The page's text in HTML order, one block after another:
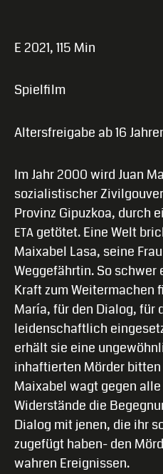
E 2021, 115 Min
Spielfilm
Altersfreigabe ab 16
Im Jahr 2000 wird Juan
sozialistischer
Provinz Gipuzkoa, durch
ETA getötet. Eine Welt
Maixabel Lasa, seine
Weggefährtin. So
Kraft zum Weitermachen
María, für den Dialog, für
leidenschaftlich
erhält sie eine
inhaftierten Mörder
Maixabel wagt gegen
Widerstände die
Dialog mit jenen, die ihr
zugefügt haben- den
wahren Ereignissen.